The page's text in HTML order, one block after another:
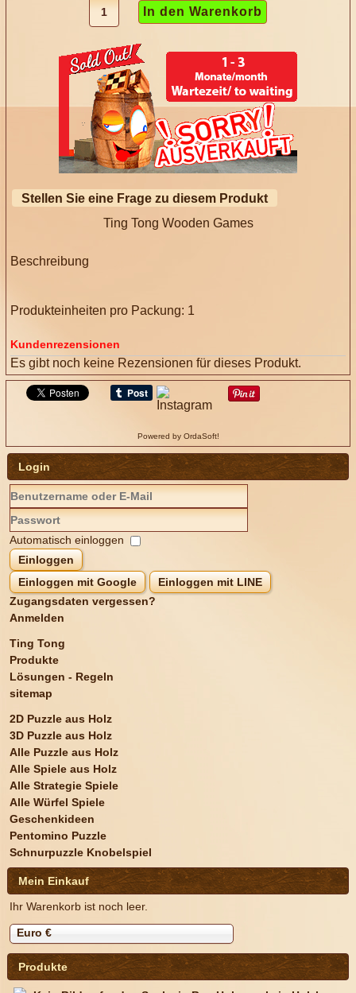
Stellen Sie eine Frage zu diesem Produkt
Ting Tong Wooden Games
Beschreibung
Produkteinheiten pro Packung: 1
Kundenrezensionen
Es gibt noch keine Rezensionen für dieses Produkt.
Powered by OrdaSoft!
Login
Automatisch einloggen
Einloggen
Einloggen mit Google
Einloggen mit LINE
Zugangsdaten vergessen?
Anmelden
Ting Tong
Produkte
Lösungen - Regeln
sitemap
2D Puzzle aus Holz
3D Puzzle aus Holz
Alle Puzzle aus Holz
Alle Spiele aus Holz
Alle Strategie Spiele
Alle Würfel Spiele
Geschenkideen
Pentomino Puzzle
Schnurpuzzle Knobelspiel
Mein Einkauf
Ihr Warenkorb ist noch leer.
Euro €
Produkte